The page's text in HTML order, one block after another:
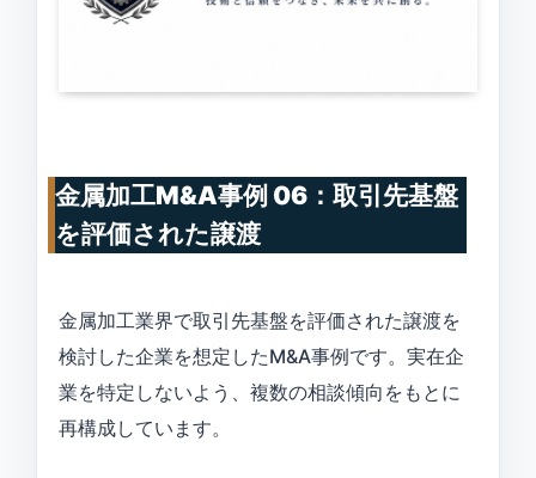
金属加工M&A事例 06：取引先基盤
を評価された譲渡
金属加工業界で取引先基盤を評価された譲渡を
検討した企業を想定したM&A事例です。実在企
業を特定しないよう、複数の相談傾向をもとに
再構成しています。